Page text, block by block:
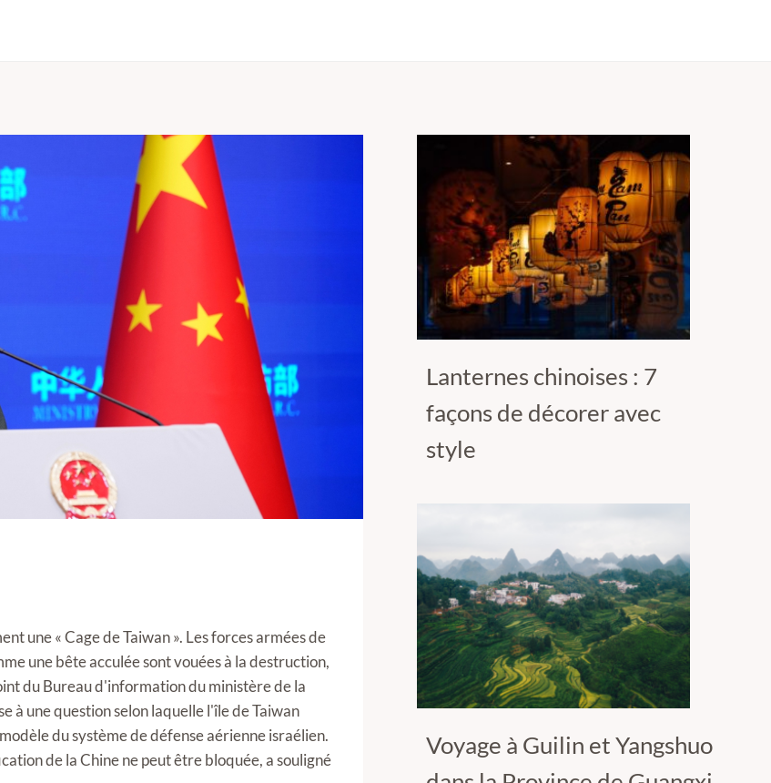
une « Cage de Taiwan ». Les forces armées de
une bête acculée sont vouées à la destruction,
du Bureau d'information du ministère de la
à une question selon laquelle l'île de Taiwan
du système de défense aérienne israélien.
de la Chine ne peut être bloquée, a souligné
Lanternes chinoises : 7
façons de décorer avec
style
Voyage à Guilin et Yangshuo